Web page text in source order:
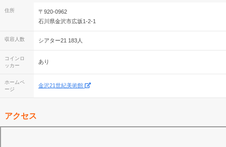
住所
〒920-0962
石川県金沢市広坂1-2-1
収容人数 シアター21 183人
コインロ
ッカー
あり
ホームペ
ージ
金沢21世紀美術館
アクセス